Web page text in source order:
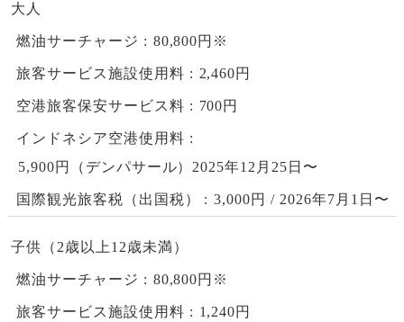
大人
燃油サーチャージ 80,800円※
旅客サービス施設使用料 2,460円
空港旅客保安サービス料 700円
インドネシア空港使用料
5,900円（デンパサール）2025年12月25日〜
国際観光旅客税（出国税） 3,000円 / 2026年7月1日〜
子供（2歳以上12歳未満）
燃油サーチャージ 80,800円※
旅客サービス施設使用料 1,240円